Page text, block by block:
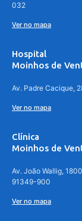
032
Ver no mapa
Hospital
Moinhos de
Av. Padre Cacique,
Ver no mapa
Clínica
Moinhos de
Av. João Wallig,
91349-900
Ver no mapa